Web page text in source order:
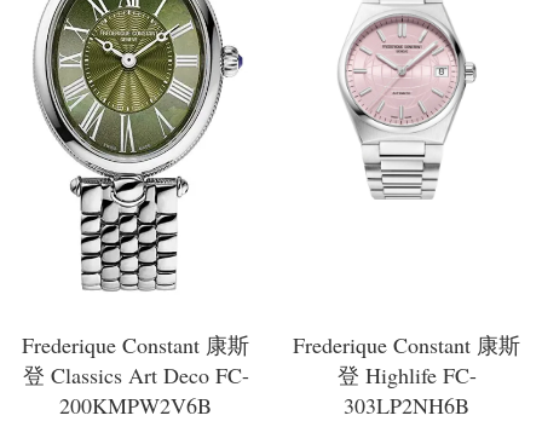
Frederique Constant 康斯
登 Classics Art Deco FC-
200KMPW2V6B
Frederique Constant 康斯
登 Highlife FC-
303LP2NH6B